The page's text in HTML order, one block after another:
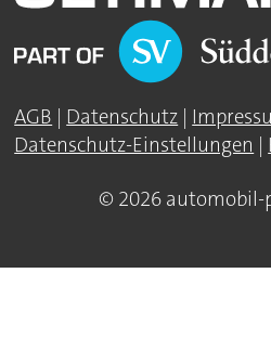
AGB | Datenschutz |
Datenschutz-Einstellungen |
© 2026 automobil-